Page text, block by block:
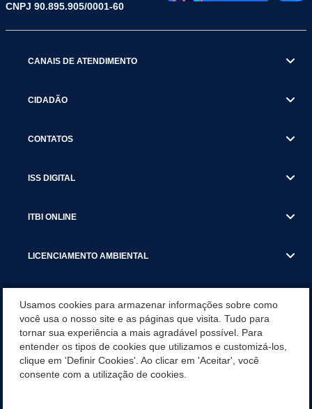
CNPJ 90.895.905/0001-60
CANAIS DE ATENDIMENTO
CIDADÃO
CONTATOS
ISS DIGITAL
ITBI ONLINE
LICENCIAMENTO AMBIENTAL
SERVIÇOS
SERVIÇOS DO DEPARTAMENTO DE RECEITA MUNICIPAL
Usamos cookies para armazenar informações sobre como
você usa o nosso site e as páginas que visita. Tudo para
tornar sua experiência a mais agradável possível. Para
entender os tipos de cookies que utilizamos e customizá-los,
clique em 'Definir Cookies'. Ao clicar em 'Aceitar', você
consente com a utilização de cookies.